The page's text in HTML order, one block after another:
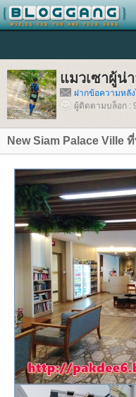
มวเซาผู้น่า
ฝากข้อความหลั
ผู้ติดตามบล็อก :
New Siam Palace Ville